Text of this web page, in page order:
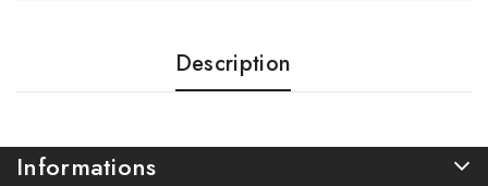
Description
Informations